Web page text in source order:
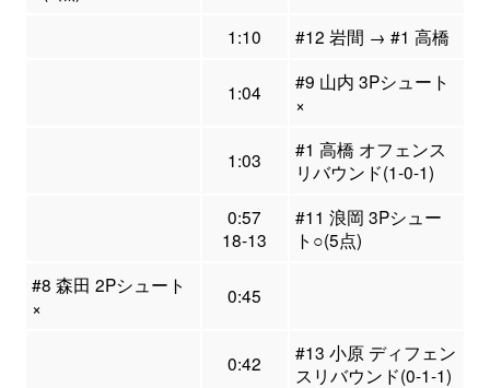
1:10
#12 岩間 → #1 高橋
1:04
#9 山内 3Pシュート
×
1:03
#1 高橋 オフェンス
リバウンド(1-0-1)
0:57
18-13
#11 浪岡 3Pシュー
ト○(5点)
#8 森田 2Pシュート
×
0:45
0:42
#13 小原 ディフェン
スリバウンド(0-1-1)